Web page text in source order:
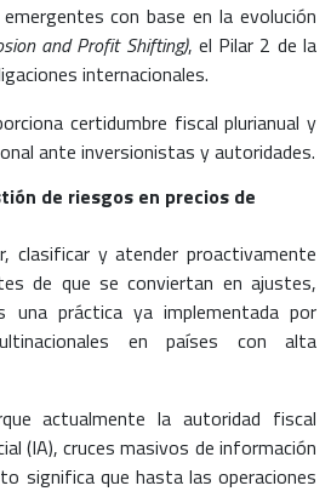
con base en la evolución
and Profit Shifting), el Pilar 2 de la
internacionales.
certidumbre fiscal plurianual y
ante inversionistas y autoridades.
de riesgos en precios de
clasificar y atender proactivamente
de que se conviertan en ajustes,
una práctica ya implementada por
en países con alta
actualmente la autoridad fiscal
(IA), cruces masivos de información
significa que hasta las operaciones